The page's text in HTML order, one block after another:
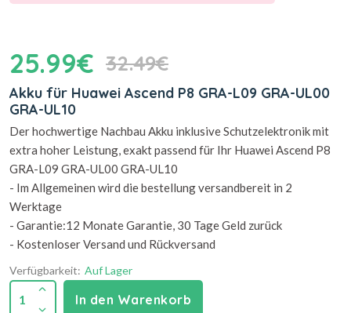
25.99€ 32.49€
Akku für Huawei Ascend P8 GRA-L09 GRA-UL00
GRA-UL10
Der hochwertige Nachbau Akku inklusive Schutzelektronik mit
extra hoher Leistung, exakt passend für Ihr Huawei Ascend P8
GRA-L09 GRA-UL00 GRA-UL10
- Im Allgemeinen wird die bestellung versandbereit in 2
Werktage
- Garantie:12 Monate Garantie, 30 Tage Geld zurück
- Kostenloser Versand und Rückversand
Verfügbarkeit: Auf Lager
1 In den Warenkorb